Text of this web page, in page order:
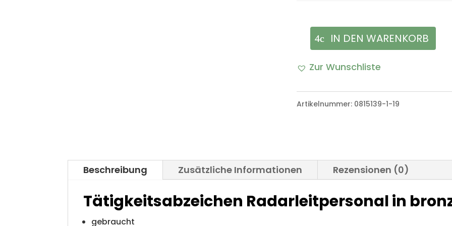
Tätigkeitsabzeichen
Radarleitpersonal
bronze
IN DEN WARENKORB
Zur Wunschliste
Artikelnummer: 0815139-1-19
Beschreibung Zusätzliche Informationen Rezensionen (0)
Tätigkeitsabzeichen Radarleitpersonal in
gebraucht